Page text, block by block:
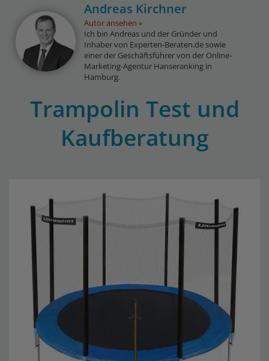
Andreas Kirchner
Autor ansehen
Ich bin Andreas und der Gründer und
Inhaber von Experten-Beraten.de sowie
einer der Geschäftsführer von der Online-
Marketing-Agentur Hanseranking in
Hamburg.
Trampolin Test und
Kaufberatung